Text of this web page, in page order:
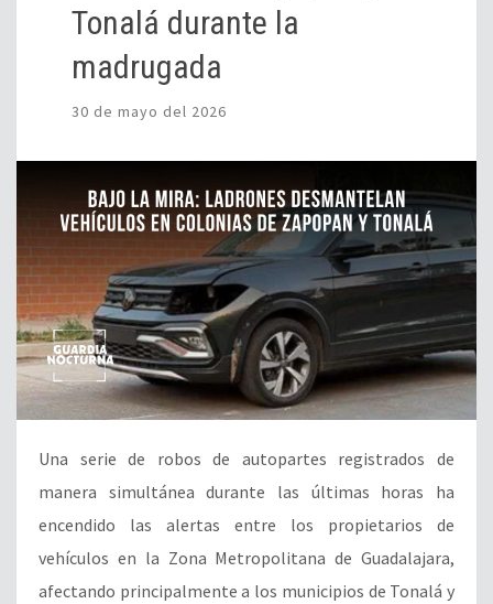
Tonalá durante la
madrugada
30 de mayo del 2026
Una serie de robos de autopartes registrados de
manera simultánea durante las últimas horas ha
encendido las alertas entre los propietarios de
vehículos en la Zona Metropolitana de Guadalajara,
afectando principalmente a los municipios de Tonalá y